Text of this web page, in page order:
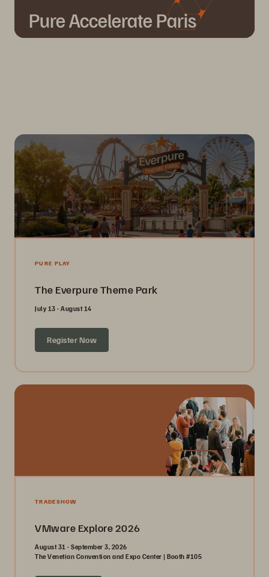
Pure Accelerate Paris
PURE PLAY
The Everpure Theme Park
July 13 - August 14
Register Now
TRADESHOW
VMware Explore 2026
August 31 - September 3, 2026
The Venetian Convention and Expo Center | Booth #105